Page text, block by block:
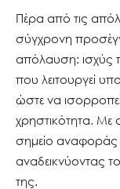
Πέρα από τις
σύγχρονη
απόλαυση: ισχύς
που λειτουργεί
ώστε να
χρηστικότητα. Με
σημείο
αναδεικνύοντας
της.